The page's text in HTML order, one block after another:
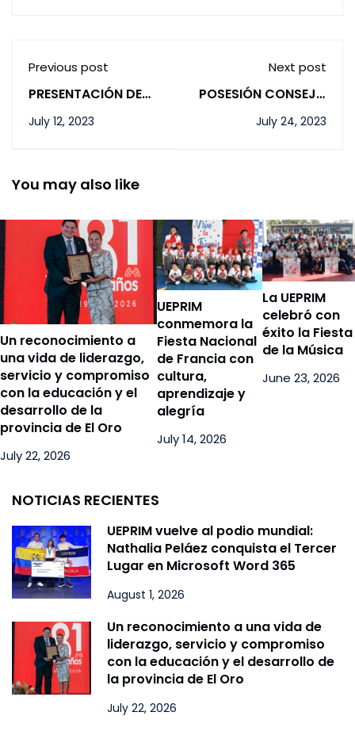
Previous post
PRESENTACIÓN DE
CONSEJO
July 12, 2023
Next post
POSESIÓN CONSEJO
2024
July 24, 2023
You may also like
Un reconocimiento a
una vida de liderazgo,
servicio y compromiso
con la educación y el
desarrollo de la
provincia de El Oro
July 22, 2026
UEPRIM
conmemora la
Fiesta Nacional
de Francia con
cultura,
aprendizaje y
alegría
July 14, 2026
La UEPRIM
celebró con
éxito la Fiesta
de la Música
June 23, 2026
NOTICIAS RECIENTES
UEPRIM vuelve al podio mundial:
Nathalia Peláez conquista el Tercer
Lugar en Microsoft Word 365
August 1, 2026
Un reconocimiento a una vida de
liderazgo, servicio y compromiso
con la educación y el desarrollo de
la provincia de El Oro
July 22, 2026